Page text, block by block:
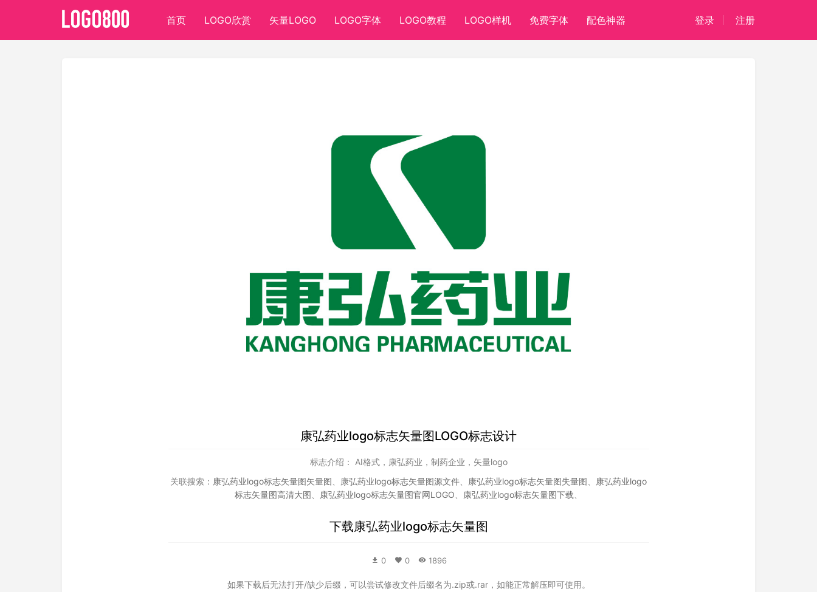
首页 LOGO欣赏 矢量LOGO LOGO字体 LOGO教程 LOGO样机 免费字体 配色神器 登录 注册
康弘药业logo标志矢量图LOGO标志设计
标志介绍： AI格式，康弘药业，制药企业，矢量logo
关联搜索： 康弘药业logo标志矢量图矢量图 康弘药业logo标志矢量图源文件 康弘药业logo标志矢量图失量图
康弘药业logo
标志矢量图高清大图
康弘药业logo标志矢量图官网LOGO 康弘药业logo标志矢量图下载
下载康弘药业logo标志矢量图
0 0 1896
如果下载后无法打开/缺少后缀，可以尝试修改文件后缀名为.zip或.rar，如能正常解压即可使用。